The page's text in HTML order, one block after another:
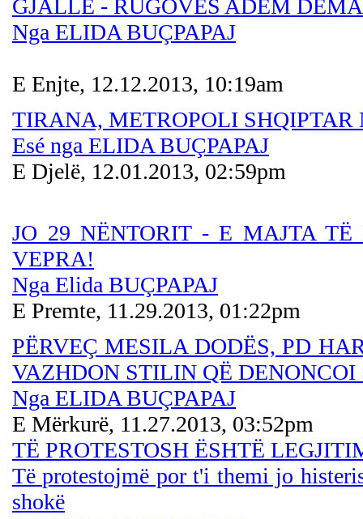
GJALLË - RUGOVËS ADEM
Nga ELIDA BUÇPAPAJ
E Enjte, 12.12.2013, 10:19am
TIRANA, METROPOLI
Esé nga ELIDA BUÇPAPAJ
E Djelë, 12.01.2013, 02:59pm
JO 29 NËNTORIT - E MAJTA
VEPRA!
Nga Elida BUÇPAPAJ
E Premte, 11.29.2013, 01:22pm
PËRVEÇ MESILA DODËS, PD
VAZHDON STILIN QË
Nga ELIDA BUÇPAPAJ
E Mërkurë, 11.27.2013, 03:52pm
TË PROTESTOSH ËSHTË
Të protestojmë por t'i themi jo
shokë